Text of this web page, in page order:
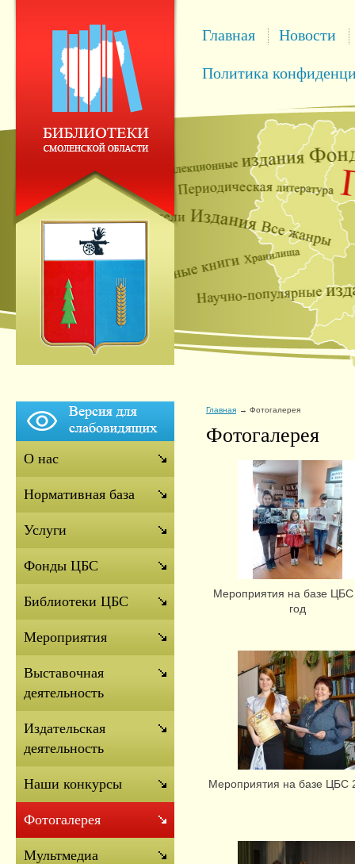
Главная Новости
Политика
Главная Фотогалерея
Фотогалерея
Мероприятия на базе
год
Мероприятия на базе ЦБС
О нас
Нормативная база
Услуги
Фонды ЦБС
Библиотеки ЦБС
Мероприятия
Выставочная
деятельность
Издательская
деятельность
Наши конкурсы
Фотогалерея
Мультмедиа